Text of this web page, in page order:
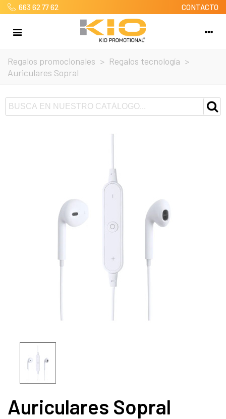
663 62 77 62 CONTACTO
Regalos promocionales > Regalos tecnología >
Auriculares Sopral
Auriculares Sopral